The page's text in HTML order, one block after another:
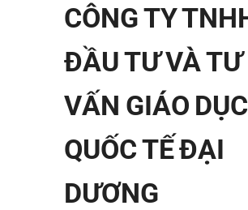
CÔNG TY
ĐẦU TƯ VÀ TƯ
VẤN GIÁO DỤC
QUỐC TẾ ĐẠI
DƯƠNG